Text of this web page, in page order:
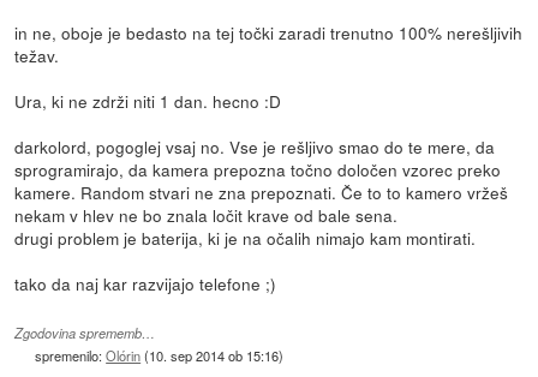
in ne, oboje je bedasto na tej točki zaradi trenutno 100% nerešljivih
težav.
Ura, ki ne zdrži niti 1 dan. hecno :D
darkolord, pogoglej vsaj no. Vse je rešljivo smao do te mere, da
sprogramirajo, da kamera prepozna točno določen vzorec preko
kamere. Random stvari ne zna prepoznati. Če to to kamero vržeš
nekam v hlev ne bo znala ločit krave od bale sena.
drugi problem je baterija, ki je na očalih nimajo kam montirati.
tako da naj kar razvijajo telefone ;)
Zgodovina sprememb…
spremenilo:Olórin(10. sep 2014 ob 15:16)